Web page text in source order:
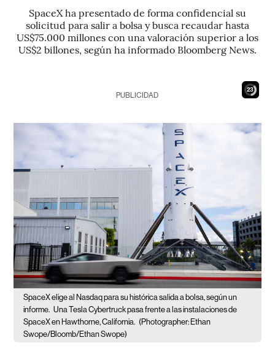
SpaceX ha presentado de forma confidencial su
solicitud para salir a bolsa y busca recaudar hasta
US$75.000 millones con una valoración superior a los
US$2 billones, según ha informado Bloomberg News.
22
PUBLICIDAD
SpaceX elige al Nasdaq para su histórica salida a bolsa, según un
informe. Una Tesla Cybertruck pasa frente a las instalaciones de
SpaceX en Hawthorne, California. (Photographer: Ethan
Swope/Bloomb/Ethan Swope)